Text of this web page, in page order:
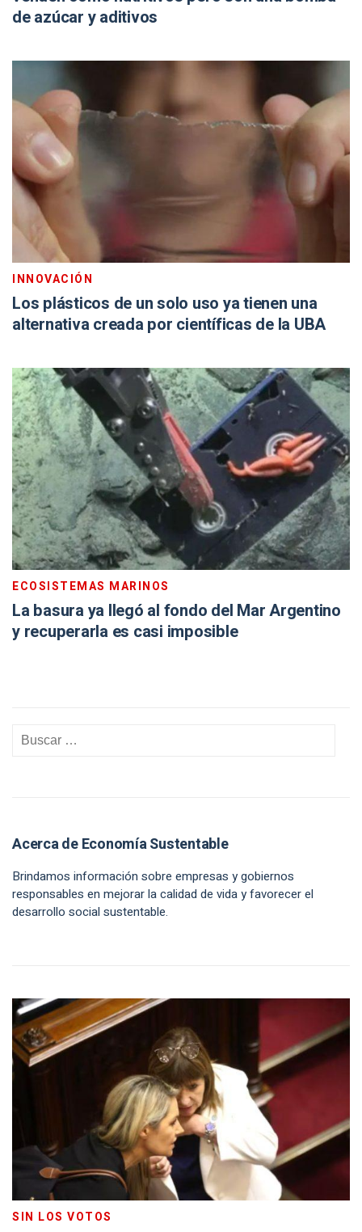
de azúcar y aditivos
INNOVACIÓN
Los plásticos de un solo uso ya tienen una
alternativa creada por científicas de la UBA
ECOSISTEMAS MARINOS
La basura ya llegó al fondo del Mar Argentino
y recuperarla es casi imposible
Acerca de Economía Sustentable
Brindamos información sobre empresas y gobiernos
responsables en mejorar la calidad de vida y favorecer el
desarrollo social sustentable.
SIN LOS VOTOS